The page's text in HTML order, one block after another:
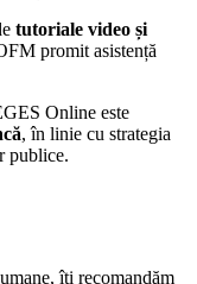
tutoriale video și
promit asistență
Online este
, în linie cu strategia
publice.
îți recomandăm